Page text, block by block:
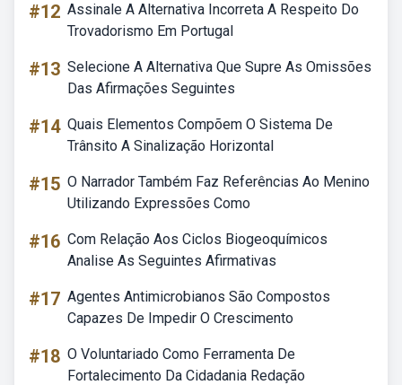
#12 Assinale A Alternativa Incorreta A Respeito Do
Trovadorismo Em Portugal
#13 Selecione A Alternativa Que Supre As Omissões
Das Afirmações Seguintes
#14 Quais Elementos Compõem O Sistema De
Trânsito A Sinalização Horizontal
#15 O Narrador Também Faz Referências Ao Menino
Utilizando Expressões Como
#16 Com Relação Aos Ciclos Biogeoquímicos
Analise As Seguintes Afirmativas
#17 Agentes Antimicrobianos São Compostos
Capazes De Impedir O Crescimento
#18 O Voluntariado Como Ferramenta De
Fortalecimento Da Cidadania Redação